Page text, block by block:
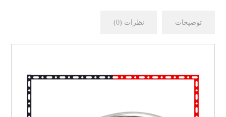
توضیحات نظرات (0)